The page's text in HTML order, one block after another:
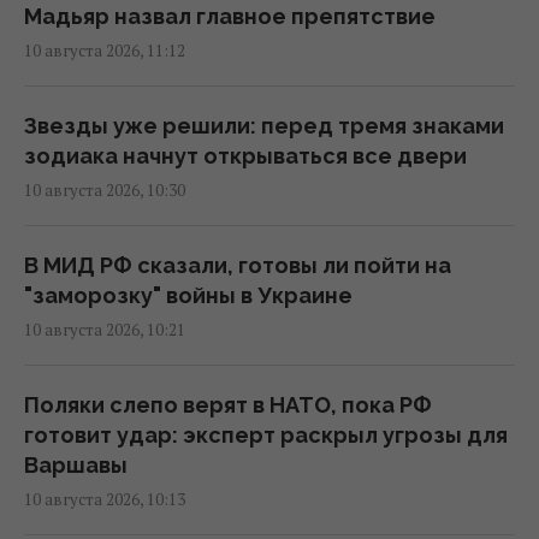
Как не дать себя обмануть в
11:21 понедельник, 10 августа 2026
угрозе
11:18 понедельник, 10 августа 2026
время встретился с 10-летней дочерью
(видео)
11:05 понедельник, 10 августа 2026
Мадьяр назвал главное препятствие
10 августа 2026, 11:12
Звезды уже решили: перед тремя знаками
зодиака начнут открываться все двери
10 августа 2026, 10:30
В МИД РФ сказали, готовы ли пойти на
"заморозку" войны в Украине
10 августа 2026, 10:21
Поляки слепо верят в НАТО, пока РФ
готовит удар: эксперт раскрыл угрозы для
Варшавы
10 августа 2026, 10:13